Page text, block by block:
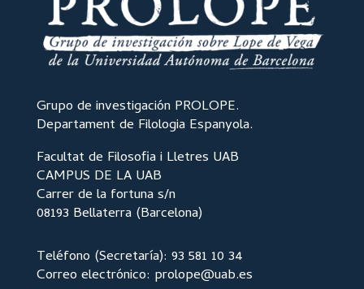
Grupo de investigación PROLOPE.
Departament de Filologia Espanyola.
Facultat de Filosofia i Lletres UAB
CAMPUS DE LA UAB
Carrer de la fortuna s/n
08193 Bellaterra (Barcelona)
Teléfono (Secretaría): 93 581 10 34
Correo electrónico: prolope@uab.es